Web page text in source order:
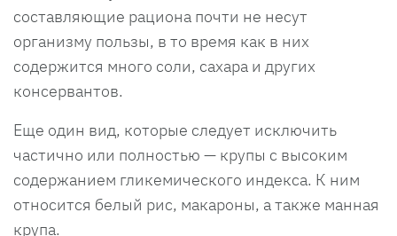
составляющие рациона почти не несут
организму пользы, в то время как в них
содержится много соли, сахара и других
консервантов.
Еще один вид, которые следует исключить
частично или полностью — крупы с высоким
содержанием гликемического индекса. К ним
относится белый рис, макароны, а также манная
крупа.